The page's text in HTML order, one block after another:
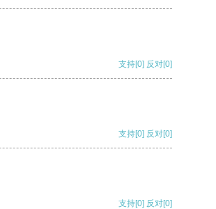
支持[0] 反对[0]
支持[0] 反对[0]
支持[0] 反对[0]